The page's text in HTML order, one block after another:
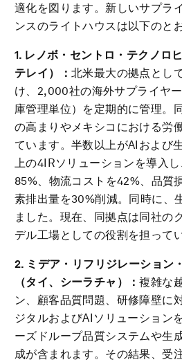
適化を図ります。新しいサプラ
ンスのライトハウスは以下のと
1. レノボ・セントロ・テクノロ
テレイ）： 北米最大の拠点とし
け、2,000社の海外サプライヤ
庫管理単位）を定期的に管理。
の高まりやメキシコにおける労
ています。半数以上がAIおよび
上の4IRソリューションを導入
85%、物流コストを42%、品質
素排出量を30%削減。同時に、
ました。現在、同拠点は同社の
デル工場としての役割を担って
2. ミデア・リフリジレーション
（タイ、シーラチャ）：複雑な
ン、顧客品質問題、研修障壁に
ジタルおよびAIソリューション
ーズドループ品質システムや生
成が含まれます。その結果、受